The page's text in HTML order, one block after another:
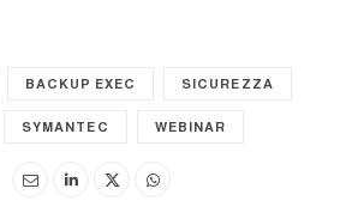
BACKUP EXEC SICUREZZA
SYMANTEC WEBINAR